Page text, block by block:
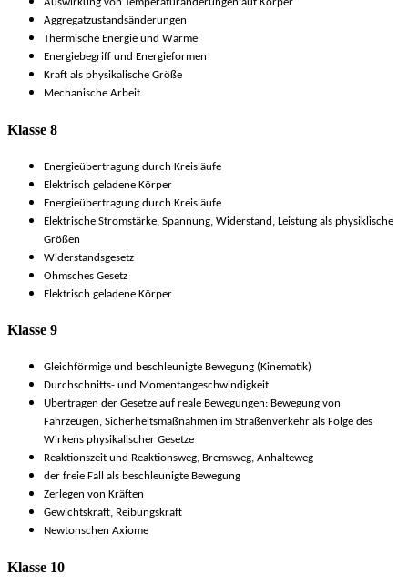
Auswirkung von Temperaturänderungen auf Körper
Aggregatzustandsänderungen
Thermische Energie und Wärme
Energiebegriff und Energieformen
Kraft als physikalische Größe
Mechanische Arbeit
Klasse 8
Energieübertragung durch Kreisläufe
Elektrisch geladene Körper
Energieübertragung durch Kreisläufe
Elektrische Stromstärke, Spannung, Widerstand, Leistung als physiklische
Größen
Widerstandsgesetz
Ohmsches Gesetz
Elektrisch geladene Körper
Klasse 9
Gleichförmige und beschleunigte Bewegung (Kinematik)
Durchschnitts- und Momentangeschwindigkeit
Übertragen der Gesetze auf reale Bewegungen: Bewegung von
Fahrzeugen, Sicherheitsmaßnahmen im Straßenverkehr als Folge des
Wirkens physikalischer Gesetze
Reaktionszeit und Reaktionsweg, Bremsweg, Anhalteweg
der freie Fall als beschleunigte Bewegung
Zerlegen von Kräften
Gewichtskraft, Reibungskraft
Newtonschen Axiome
Klasse 10